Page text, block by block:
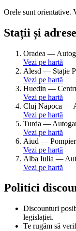
Orele sunt orientative.
Stații și adrese
Oradea —
Vezi pe hartă
Alesd — Stație
Vezi pe hartă
Huedin —
Vezi pe hartă
Cluj Napoca —
Vezi pe hartă
Turda —
Vezi pe hartă
Aiud —
Vezi pe hartă
Alba Iulia —
Vezi pe hartă
Politici
Discounturi
legislației.
Te rugăm să